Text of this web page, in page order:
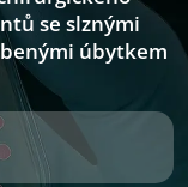
se slznými
úbytkem